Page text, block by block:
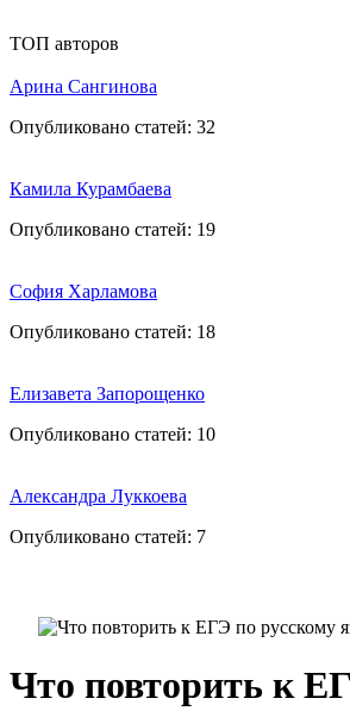
ТОП авторов
Арина Сангинова
Опубликовано статей: 32
Камила Курамбаева
Опубликовано статей: 19
София Харламова
Опубликовано статей: 18
Елизавета Запорощенко
Опубликовано статей: 10
Александра Луккоева
Опубликовано статей: 7
Что повторить к